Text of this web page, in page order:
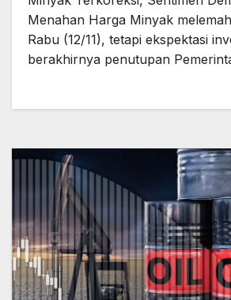
Menahan Harga Minyak
Rabu (12/11), tetapi ekspektasi
berakhirnya penutupan